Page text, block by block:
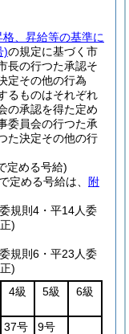
、昇給等の基準に
)の規定に基づく市
長の行つた承認そ
定その他の行為
るものはそれぞれ
の承認を得た定め
委員会の行つた承
た決定その他の行
定める号給)
定める号給は、
附
規則4・平14人委
)
規則6・平23人委
)
4級 5級 6級
37号
9号